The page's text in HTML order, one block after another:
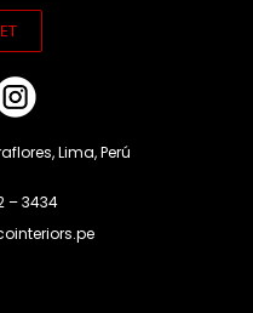
Lima, Perú
– 3434